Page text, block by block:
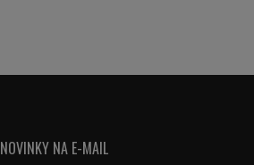
NOVINKY NA E-MAIL